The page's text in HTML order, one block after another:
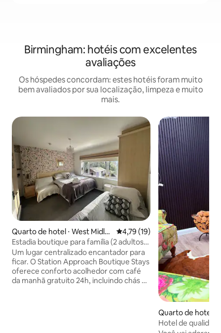
Birmingham: hotéis com excelentes
avaliações
Os hóspedes concordam: estes hotéis foram muito
bem avaliados por sua localização, limpeza e muito
mais.
Quarto de hotel ⋅ West Midla
nds
4,79 de uma avaliação média
4,79 (19)
Estadia boutique para família (2 adultos/2
crianças) ou no máximo 3 adultos
Um lugar centralizado encantador para
ficar. O Station Approach Boutique Stays
oferece conforto acolhedor com café
da manhã gratuito 24h, incluindo chás de
Quarto de hotel ⋅
en
Hotel de